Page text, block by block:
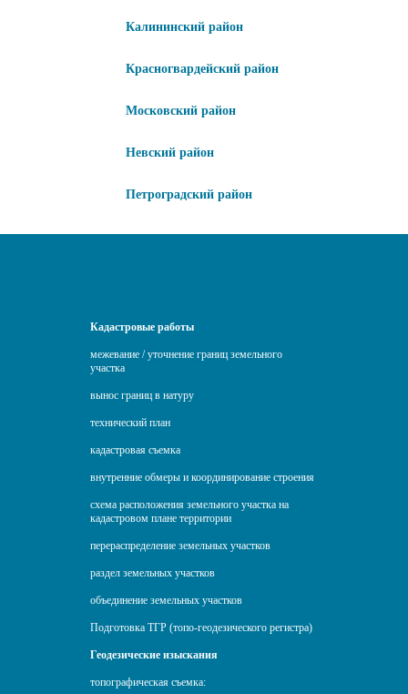
Калининский район
Красногвардейский район
Московский район
Невский район
Петроградский район
Кадастровые работы
межевание / уточнение границ земельного
участка
вынос границ в натуру
технический план
кадастровая съемка
внутренние обмеры и координирование строения
схема расположения земельного участка на
кадастровом плане территории
перераспределение земельных участков
раздел земельных участков
объединение земельных участков
Подготовка ТГР (топо-геодезического регистра)
Геодезические изыскания
топографическая съемка: